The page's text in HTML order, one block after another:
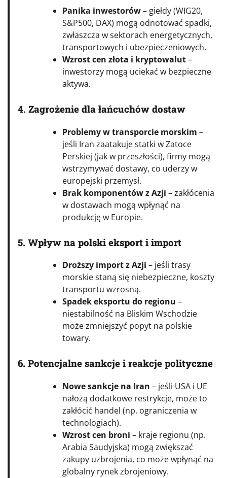
Panika inwestorów– giełdy (WIG20,
S&P500, DAX) mogą odnotować spadki,
zwłaszcza w sektorach energetycznych,
transportowych i ubezpieczeniowych.
Wzrost cen złota i kryptowalut–
inwestorzy mogą uciekać w bezpieczne
aktywa.
4. Zagrożenie dla łańcuchów dostaw
Problemy w transporcie morskim –
jeśli Iran zaatakuje statki w Zatoce
Perskiej (jak w przeszłości), firmy mogą
wstrzymywać dostawy, co uderzy w
europejski przemysł.
Brak komponentów z Azji – zakłócenia
w dostawach mogą wpłynąć na
produkcję w Europie.
5. Wpływ na polski eksport i import
Droższy import z Azji – jeśli trasy
morskie staną się niebezpieczne, koszty
transportu wzrosną.
Spadek eksportu do regionu –
niestabilność na Bliskim Wschodzie
może zmniejszyć popyt na polskie
towary.
6. Potencjalne sankcje i reakcje polityczne
Nowe sankcje na Iran – jeśli USA i UE
nałożą dodatkowe restrykcje, może to
zakłócić handel (np. ograniczenia w
technologiach).
Wzrost cen broni – kraje regionu (np.
Arabia Saudyjska) mogą zwiększać
zakupy uzbrojenia, co może wpłynąć na
globalny rynek zbrojeniowy.